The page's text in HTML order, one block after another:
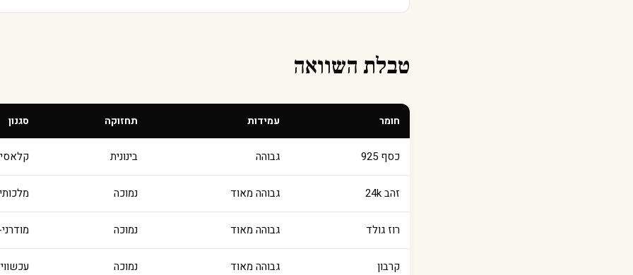
טבלת השוואה
חומר עמידות תחזוקה סגנון
כסף 925 גבוהה בינונית קלאסי
זהב 24k גבוהה מאוד נמוכה מלכותי
רוז גולד גבוהה מאוד נמוכה
קרבון גבוהה מאוד נמוכה עכשווי